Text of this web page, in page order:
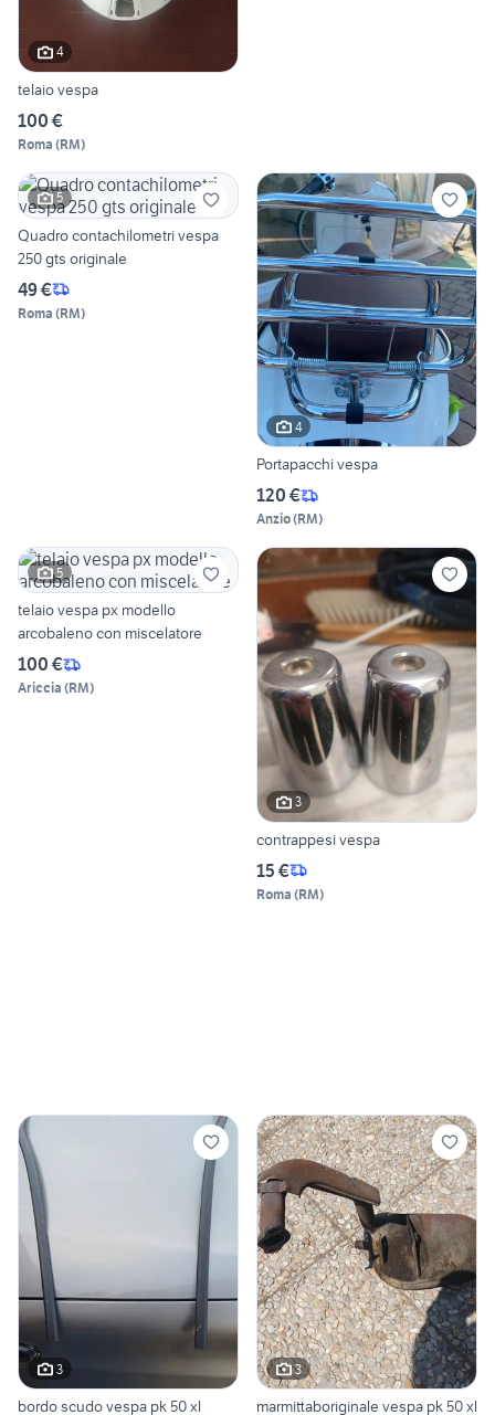
4
telaio vespa
100 €
Roma (RM)
5
Quadro contachilometri vespa
250 gts originale
49 €
Roma (RM)
4
Portapacchi vespa
120 €
Anzio(RM)
5
telaio vespa px modello
arcobaleno con miscelatore
100 €
Ariccia (RM)
3
contrappesi vespa
15 €
Roma (RM)
3
bordo scudo vespa pk 50 xl
3
marmittaboriginale vespa pk 50 xl